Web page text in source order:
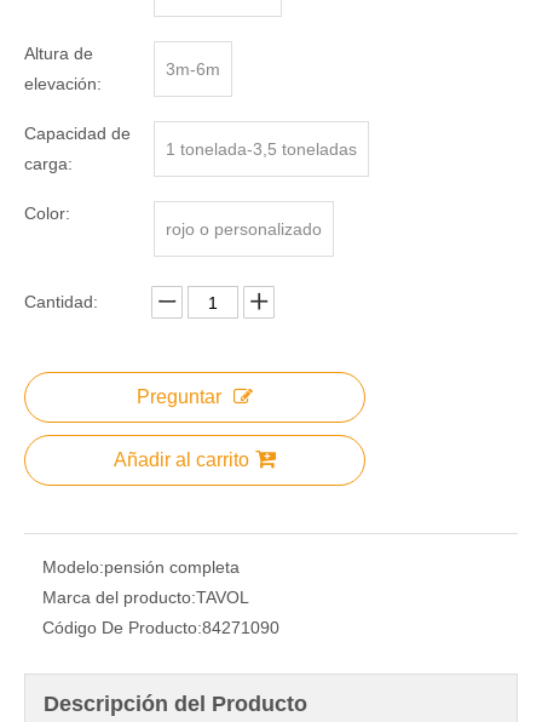
Altura de
elevación:
3m-6m
Capacidad de
carga:
1 tonelada-3,5 toneladas
Color:
rojo o personalizado
Cantidad:
Preguntar
Añadir al carrito
Modelo:pensión completa
Marca del producto:TAVOL
Código De Producto:84271090
Descripción del Producto